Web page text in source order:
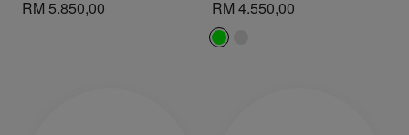
RM 5.850,00 RM 4.550,00